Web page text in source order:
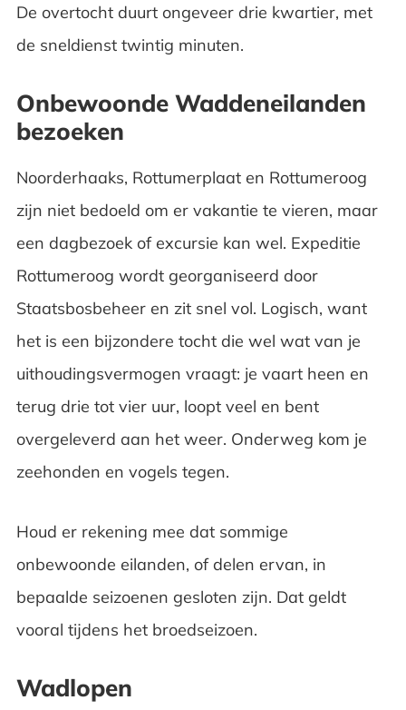
De overtocht duurt ongeveer drie kwartier, met
de sneldienst twintig minuten.
Onbewoonde Waddeneilanden
bezoeken
Noorderhaaks, Rottumerplaat en Rottumeroog
zijn niet bedoeld om er vakantie te vieren, maar
een dagbezoek of excursie kan wel. Expeditie
Rottumeroog wordt georganiseerd door
Staatsbosbeheer en zit snel vol. Logisch, want
het is een bijzondere tocht die wel wat van je
uithoudingsvermogen vraagt: je vaart heen en
terug drie tot vier uur, loopt veel en bent
overgeleverd aan het weer. Onderweg kom je
zeehonden en vogels tegen.
Houd er rekening mee dat sommige
onbewoonde eilanden, of delen ervan, in
bepaalde seizoenen gesloten zijn. Dat geldt
vooral tijdens het broedseizoen.
Wadlopen